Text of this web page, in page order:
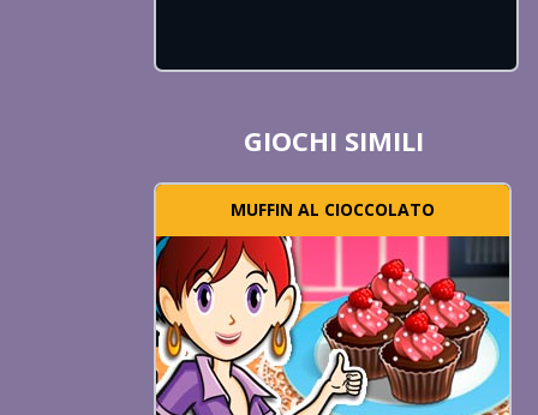
GIOCHI SIMILI
MUFFIN AL CIOCCOLATO